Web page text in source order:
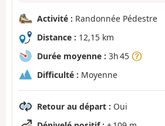
Activité : Randonnée Pédestre
Distance : 12,15 km
Durée moyenne : 3h 45
Difficulté : Moyenne
Retour au départ : Oui